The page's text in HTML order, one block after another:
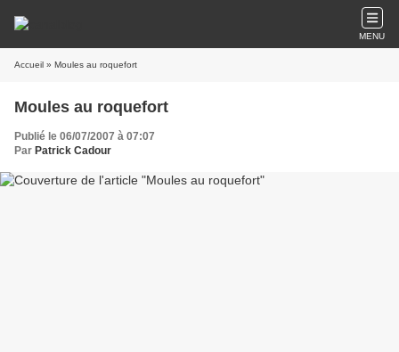
MENU
Accueil » Moules au roquefort
Moules au roquefort
Publié le 06/07/2007 à 07:07
Par Patrick Cadour